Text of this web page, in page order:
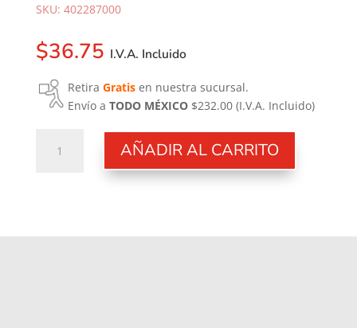
SKU: 402287000
$36.75 I.V.A. Incluido
Retira Gratisen nuestra sucursal.
Envío a TODO MÉXICO$232.00 (I.V.A. Incluido)
Tórica
AÑADIR AL CARRITO